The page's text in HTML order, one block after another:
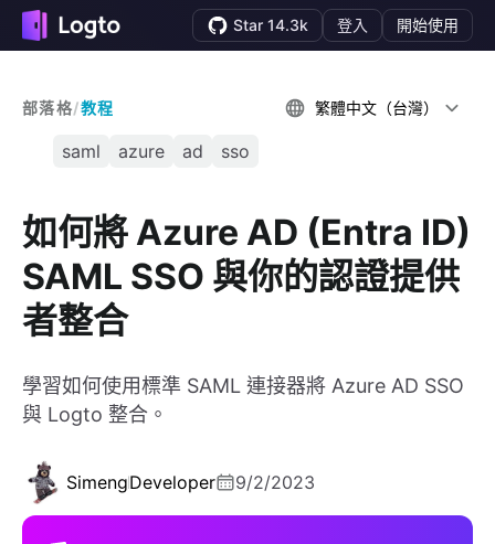
Star 14.3k 登入 開始使用
部落格/教程 繁體中文（台灣）
saml azure ad sso
如何將 Azure AD (Entra ID)
SAML SSO 與你的認證提供
者整合
學習如何使用標準 SAML 連接器將 Azure AD SSO
與 Logto 整合。
SimengDeveloper 9/2/2023